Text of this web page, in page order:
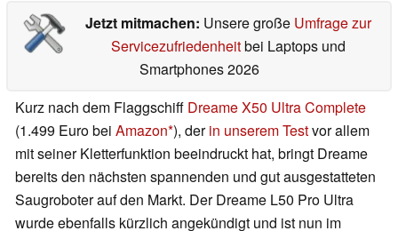
Jetzt mitmachen: Unsere große Umfrage zur
Servicezufriedenheitbei Laptops und
Smartphones 2026
Kurz nach dem Flaggschiff Dreame X50 Ultra Complete
(1.499 Euro bei Amazon ), derin unserem Testvor allem
mit seiner Kletterfunktion beeindruckt hat, bringt Dreame
bereits den nächsten spannenden und gut ausgestatteten
Saugroboter auf den Markt. Der Dreame L50 Pro Ultra
wurde ebenfalls kürzlich angekündigt und ist nun im